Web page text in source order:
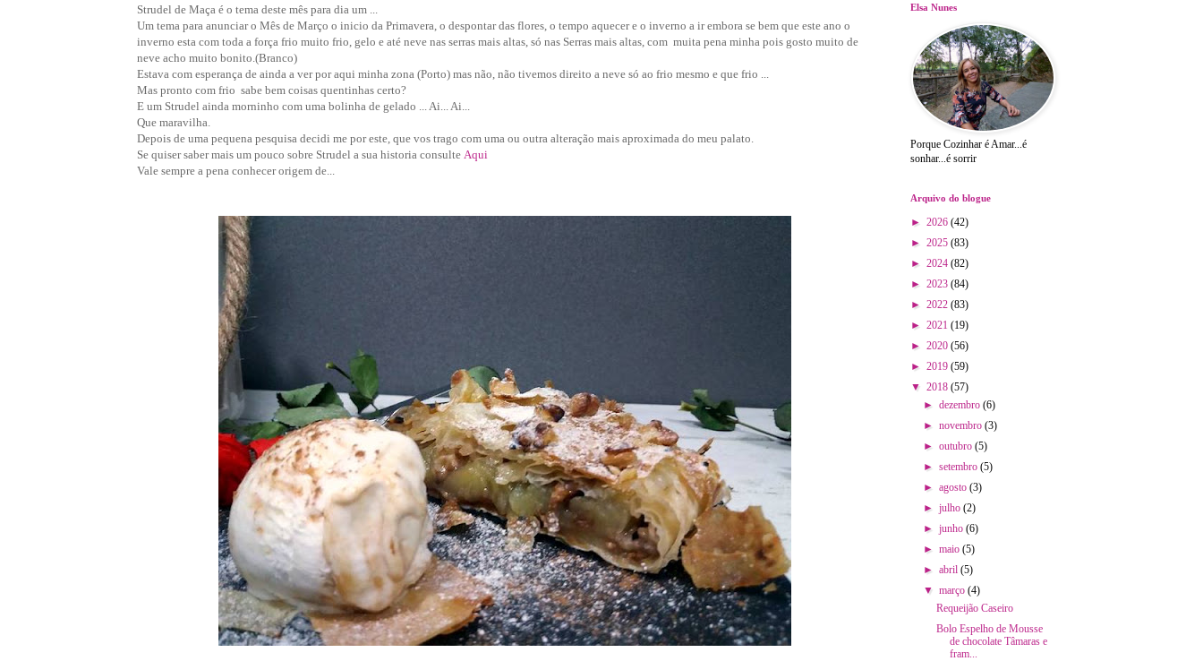
Strudel de Maça é o tema deste mês para dia um ...
Um tema para anunciar o Mês de Março o inicio da Primavera, o despontar das flores, o tempo aquecer e o inverno a ir embora se bem que este ano o
inverno esta com toda a força frio muito frio, gelo e até neve nas serras mais altas, só nas Serras mais altas, com muita pena minha pois gosto muito de
neve acho muito bonito.(Branco)
Estava com esperança de ainda a ver por aqui minha zona (Porto) mas não, não tivemos direito a neve só ao frio mesmo e que frio ...
Mas pronto com frio sabe bem coisas quentinhas certo?
E um Strudel ainda morninho com uma bolinha de gelado ... Ai... Ai...
Que maravilha.
Depois de uma pequena pesquisa decidi me por este, que vos trago com uma ou outra alteração mais aproximada do meu palato.
Se quiser saber mais um pouco sobre Strudel a sua historia consulte Aqui
Vale sempre a pena conhecer origem de...
Elsa Nunes
Porque Cozinhar é Amar...é
sonhar...é sorrir
Arquivo do blogue
► 2026 (42)
► 2025 (83)
► 2024 (82)
► 2023 (84)
► 2022 (83)
► 2021 (19)
► 2020 (56)
► 2019 (59)
▼ 2018 (57)
► dezembro (6)
► novembro (3)
► outubro (5)
► setembro (5)
► agosto (3)
► julho (2)
► junho (6)
► maio (5)
► abril (5)
▼ março (4)
Requeijão Caseiro
Bolo Espelho de Mousse
de chocolate Tâmaras e
fram...